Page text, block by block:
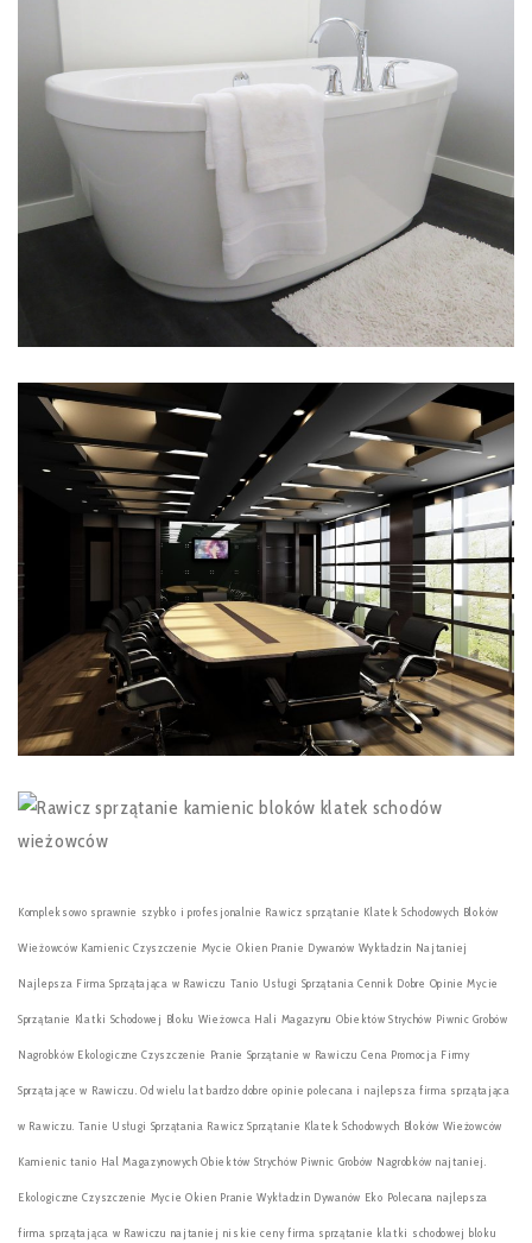
Kompleksowo sprawnie szybko i profesjonalnie Rawicz sprzątanie Klatek Schodowych Bloków
Wieżowców Kamienic Czyszczenie Mycie Okien Pranie Dywanów Wykładzin Najtaniej
Najlepsza Firma Sprzątająca w Rawiczu Tanio Usługi Sprzątania Cennik Dobre Opinie Mycie
Sprzątanie Klatki Schodowej Bloku Wieżowca Hali Magazynu Obiektów Strychów Piwnic Grobów
Nagrobków Ekologiczne Czyszczenie Pranie Sprzątanie w Rawiczu Cena Promocja Firmy
Sprzątające w Rawiczu. Od wielu lat bardzo dobre opinie polecana i najlepsza firma sprzątająca
w Rawiczu. Tanie Usługi Sprzątania Rawicz Sprzątanie Klatek Schodowych Bloków Wieżowców
Kamienic tanio Hal Magazynowych Obiektów Strychów Piwnic Grobów Nagrobków najtaniej.
Ekologiczne Czyszczenie Mycie Okien Pranie Wykładzin Dywanów Eko Polecana najlepsza
firma sprzątająca w Rawiczu najtaniej niskie ceny firma sprzątanie klatki schodowej bloku